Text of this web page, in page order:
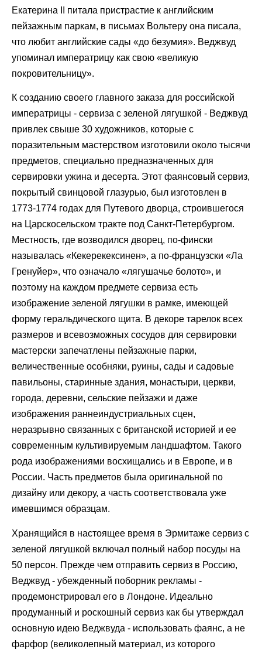
Екатерина II питала пристрастие к английским
пейзажным паркам, в письмах Вольтеру она писала,
что любит английские сады «до безумия». Веджвуд
упоминал императрицу как свою «великую
покровительницу».
К созданию своего главного заказа для российской
императрицы - сервиза с зеленой лягушкой - Веджвуд
привлек свыше 30 художников, которые с
поразительным мастерством изготовили около тысячи
предметов, специально предназначенных для
сервировки ужина и десерта. Этот фаянсовый сервиз,
покрытый свинцовой глазурью, был изготовлен в
1773-1774 годах для Путевого дворца, строившегося
на Царскосельском тракте под Санкт-Петербургом.
Местность, где возводился дворец, по-фински
называлась «Кекерекексинен», а по-французски «Ла
Гренуйер», что означало «лягушачье болото», и
поэтому на каждом предмете сервиза есть
изображение зеленой лягушки в рамке, имеющей
форму геральдического щита. В декоре тарелок всех
размеров и всевозможных сосудов для сервировки
мастерски запечатлены пейзажные парки,
величественные особняки, руины, сады и садовые
павильоны, старинные здания, монастыри, церкви,
города, деревни, сельские пейзажи и даже
изображения раннеиндустриальных сцен,
неразрывно связанных с британской историей и ее
современным культивируемым ландшафтом. Такого
рода изображениями восхищались и в Европе, и в
России. Часть предметов была оригинальной по
дизайну или декору, а часть соответствовала уже
имевшимся образцам.
Хранящийся в настоящее время в Эрмитаже сервиз с
зеленой лягушкой включал полный набор посуды на
50 персон. Прежде чем отправить сервиз в Россию,
Веджвуд - убежденный поборник рекламы -
продемонстрировал его в Лондоне. Идеально
продуманный и роскошный сервиз как бы утверждал
основную идею Веджвуда - использовать фаянс, а не
фарфор (великолепный материал, из которого